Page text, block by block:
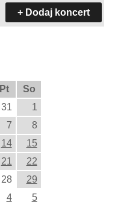
+ Dodaj koncert
Pt
So
31
1
7
8
14
15
21
22
28
29
4 5